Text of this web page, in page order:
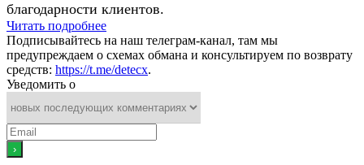
благодарности клиентов.
Читать подробнее
Подписывайтесь на наш телеграм-канал, там мы
предупреждаем о схемах обмана и консультируем по возврату
средств: https://t.me/detecx.
Уведомить о